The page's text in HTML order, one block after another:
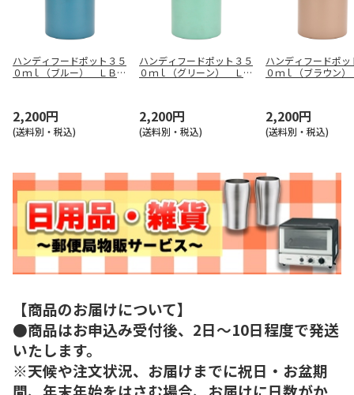
ハンディフードポット３５
０ｍｌ（ブルー） ＬＢ－
2,200円
(送料別・税込)
ハンディフードポット３５
０ｍｌ（グリーン） ＬＢ
2,200円
(送料別・税込)
ハンディフードポッ
０ｍｌ（ブラウン
2,200円
(送料別・税込)
【商品のお届けについて】
●商品はお申込み受付後、2日～10日程度で発送
いたします。
※天候や注文状況、お届けまでに祝日・お盆期
間、年末年始をはさむ場合、お届けに日数がか